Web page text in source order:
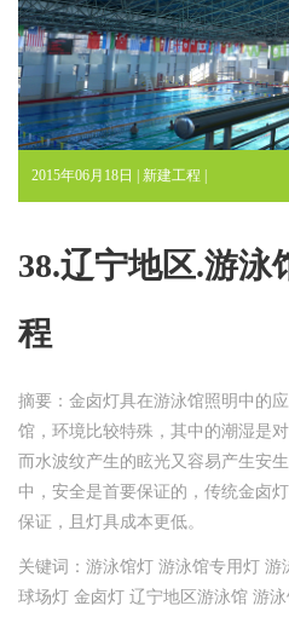
2015年06月18日 | 新建工程
38.辽宁地区.游泳
程
摘要：金卤灯具在游泳馆照明中的
馆，环境比较特殊，其中的潮湿是
而水波纹产生的眩光又容易产生安
中，安全是首要保证的，传统金卤
保证，且灯具成本更低。
关键词：游泳馆灯 游泳馆专用灯
球场灯 金卤灯 辽宁地区游泳馆 游